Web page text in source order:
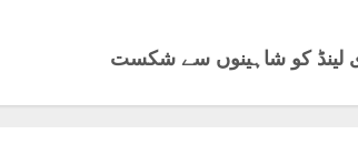
لینڈ کو شاہینوں سے شکست